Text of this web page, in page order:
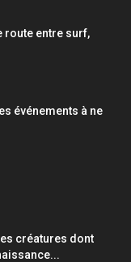
route entre surf,
événements à ne
créatures dont